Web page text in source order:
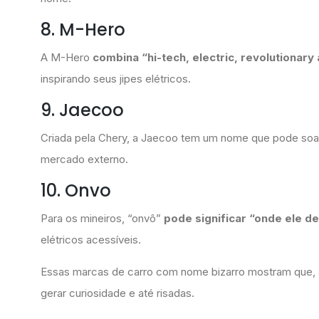
8. M-Hero
A M-Hero combina “hi-tech, electric, revolutionary
inspirando seus jipes elétricos.
9. Jaecoo
Criada pela Chery, a Jaecoo tem um nome que pode
mercado externo.
10. Onvo
Para os mineiros, “onvô” pode significar “onde ele
elétricos acessíveis.
Essas marcas de carro com nome bizarro mostram
gerar curiosidade e até risadas.